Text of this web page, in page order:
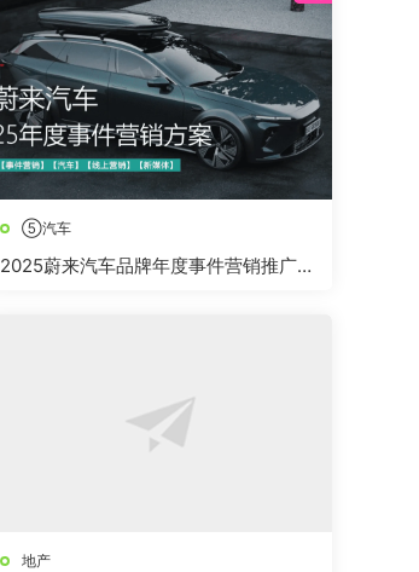
⑤汽车
2025蔚来汽车品牌年度事件营销推广方
地产